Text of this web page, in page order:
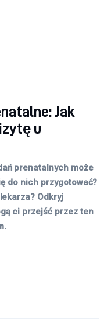
Jak
u
prenatalnych może
do nich przygotować?
Odkryj
ci przejść przez ten